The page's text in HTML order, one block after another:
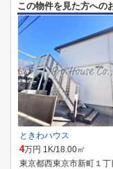
この物件を見た方への
ときわハウス
4万円 1K/18.00㎡
東京都西東京市新町１丁